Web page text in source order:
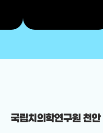
국립치의학연구원 천